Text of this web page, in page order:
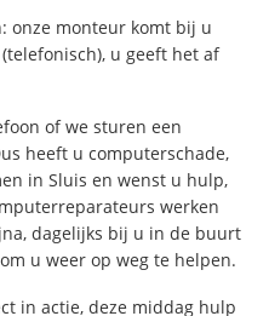
onze monteur komt bij u
u geeft het af
of we sturen een
heeft u computerschade,
in Sluis en wenst u hulp,
werken
dagelijks bij u in de buurt
u weer op weg te helpen.
in actie, deze middag hulp